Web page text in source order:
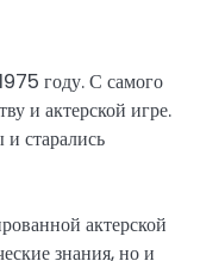
году. С самого
и актерской игре.
старались
актерской
знания, но и